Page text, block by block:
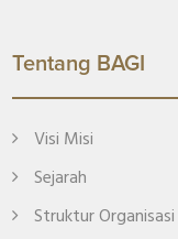
Tentang BAGI
Visi Misi
Sejarah
Struktur Organisasi